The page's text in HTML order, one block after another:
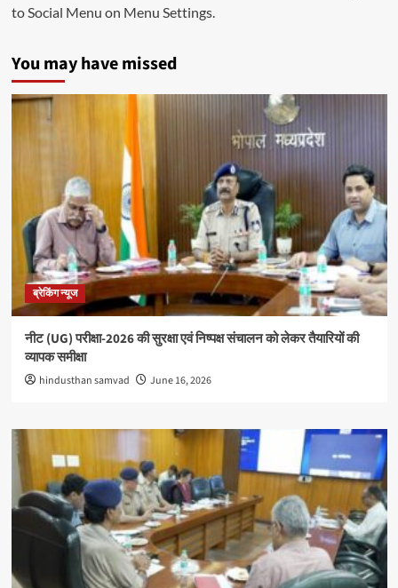
to Social Menu on Menu Settings.
You may have missed
ब्रेकिंग न्यूज
नीट (UG) परीक्षा-2026 की सुरक्षा एवं निष्पक्ष संचालन को लेकर तैयारियों की
व्यापक समीक्षा
hindusthan samvad June 16, 2026